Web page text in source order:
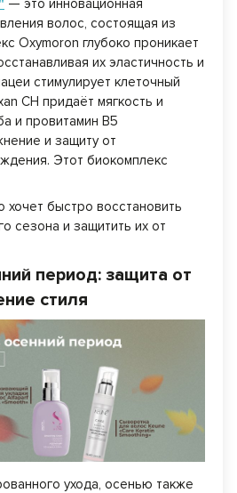
— это инновационная
волос, состоящая из
Oxymoron глубоко проникает
их эластичность и
стимулирует клеточный
CH придаёт мягкость и
и провитамин В5
и защиту от
Этот биокомплекс
хочет быстро восстановить
сезона и защитить их от
период: защита от
стиля
ухода, осенью также